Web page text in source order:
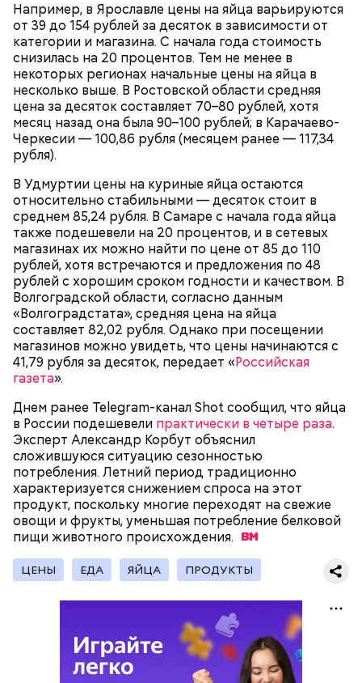
Например, в Ярославле цены на яйца варьируются
от 39 до 154 рублей за десяток в зависимости от
категории и магазина. С начала года стоимость
снизилась на 20 процентов. Тем не менее в
некоторых регионах начальные цены на яйца в
несколько выше. В Ростовской области средняя
цена за десяток составляет 70–80 рублей, хотя
месяц назад она была 90–100 рублей; в Карачаево-
Черкесии — 100,86 рубля (месяцем ранее — 117,34
рубля).
В Удмуртии цены на куриные яйца остаются
относительно стабильными — десяток стоит в
среднем 85,24 рубля. В Самаре с начала года яйца
также подешевели на 20 процентов, и в сетевых
магазинах их можно найти по цене от 85 до 110
рублей, хотя встречаются и предложения по 48
рублей с хорошим сроком годности и качеством. В
Волгоградской области, согласно данным
«Волгоградстата», средняя цена на яйца
составляет 82,02 рубля. Однако при посещении
магазинов можно увидеть, что цены начинаются с
41,79 рубля за десяток, передает «Российская
газета».
Днем ранее Telegram-канал Shot сообщил, что яйца
в России подешевели практически в четыре раза.
Эксперт Александр Корбут объяснил
сложившуюся ситуацию сезонностью
потребления. Летний период традиционно
характеризуется снижением спроса на этот
продукт, поскольку многие переходят на свежие
овощи и фрукты, уменьшая потребление белковой
пищи животного происхождения.
ЦЕНЫ ЕДА ЯЙЦА ПРОДУКТЫ
— Кабачки, порезанные кубиками, нужно легко
обжарить на сковороде. К ним добавляются зелень
петрушки, чеснок, соль и оливковое масло.
Получается очень вкусно, — поделился рецептом
Копылов.
Спагетти из кабачков
с сахарным диабетом;
лишним весом.
— В дыне содержится много сахара, который
представлен фруктозой. С одной стороны — это
хорошо, потому что дает энергию. Но важно
помнить, что сладкими дынями не нужно сильно
увлекаться, так же как и арбузами, людям с
сахарным диабетом и лишним весом, —
подчеркнула доктор.
Терапевт Кондрахин назвал
продукты и напитки, которые
выводят токсины из организма
Ранние плоды, по словам врача, лучше не есть:
Чистит сосуды и защищает от
рака: чем полезен кресс-салат